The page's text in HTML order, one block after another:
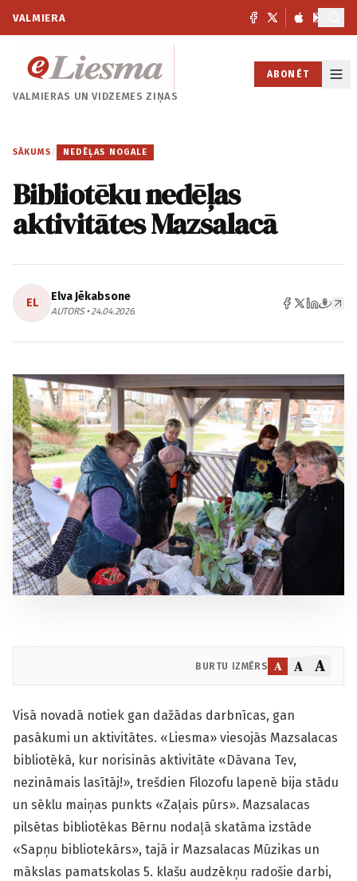
VALMIERA
VALMIERAS UNVIDZEMES ZIŅAS
ABONĒT
SĀKUMS / NEDĒĻAS NOGALE
Bibliotēku nedēļas
aktivitātes Mazsalacā
EL Elva Jēkabsone
AUTORS • 24.04.2026.
BURTU IZMĒRS A A A
Visā novadā notiek gan dažādas darbnīcas, gan
pasākumi un aktivitātes. «Liesma» viesojās Mazsalacas
bibliotēkā, kur norisinās aktivitāte «Dāvana Tev,
nezināmais lasītāj!», trešdien Filozofu lapenē bija stādu
un sēklu maiņas punkts «Zaļais pūrs». Mazsalacas
pilsētas bibliotēkas Bērnu nodaļā skatāma izstāde
«Sapņu bibliotekārs», tajā ir Mazsalacas Mūzikas un
mākslas pamatskolas 5. klašu audzēkņu radošie darbi,